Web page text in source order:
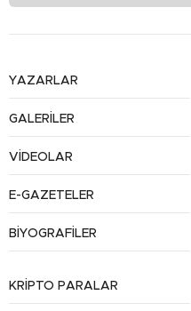
YAZARLAR
GALERİLER
VİDEOLAR
E-GAZETELER
BİYOGRAFİLER
KRİPTO PARALAR